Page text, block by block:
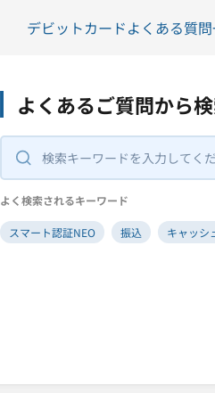
デビットカードよくある質
よくあるご質問から
よく検索されるキーワード
スマート認証NEO 振込 キャッシ